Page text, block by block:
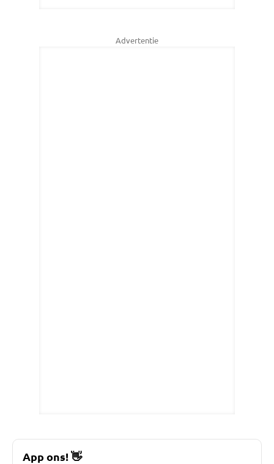
Advertentie
App ons!👋